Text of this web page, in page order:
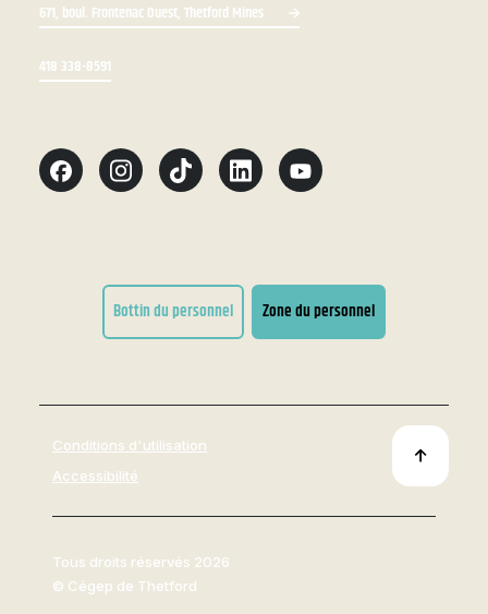
671, boul. Frontenac Ouest, Thetford Mines
418 338-8591
Bottin du personnel Zone du personnel
Conditions d'utilisation
Accessibilité
Tous droits réservés 2026
© Cégep de Thetford